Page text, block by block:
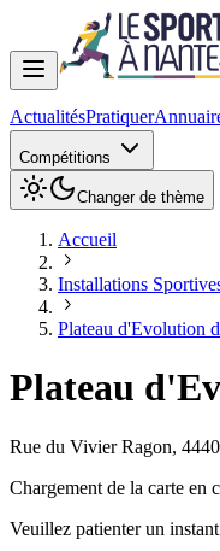
ActualitésPratiquer
Compétitions
Changer de thème
Accueil
Installations
Plateau d'Evolution
Plateau
Rue du Vivier Ragon,
Chargement de la carte en
Veuillez patienter un instant